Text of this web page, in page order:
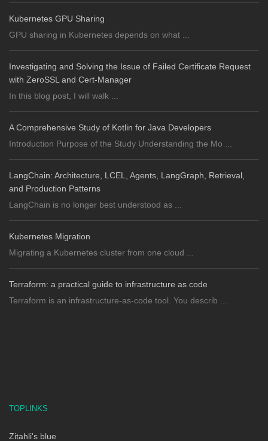
Kubernetes GPU Sharing
GPU sharing in Kubernetes depends on what ...
Investigating and Solving the Issue of Failed Certificate Request
with ZeroSSL and Cert-Manager
In this blog post, I will walk ...
A Comprehensive Study of Kotlin for Java Developers
Introduction Purpose of the Study Understanding the Mo ...
LangChain: Architecture, LCEL, Agents, LangGraph, Retrieval,
and Production Patterns
LangChain is no longer best understood as ...
Kubernetes Migration
Migrating a Kubernetes cluster from one cloud ...
Terraform: a practical guide to infrastructure as code
Terraform is an infrastructure-as-code tool. You describ ...
TOPLINKS
Zitahli's blue